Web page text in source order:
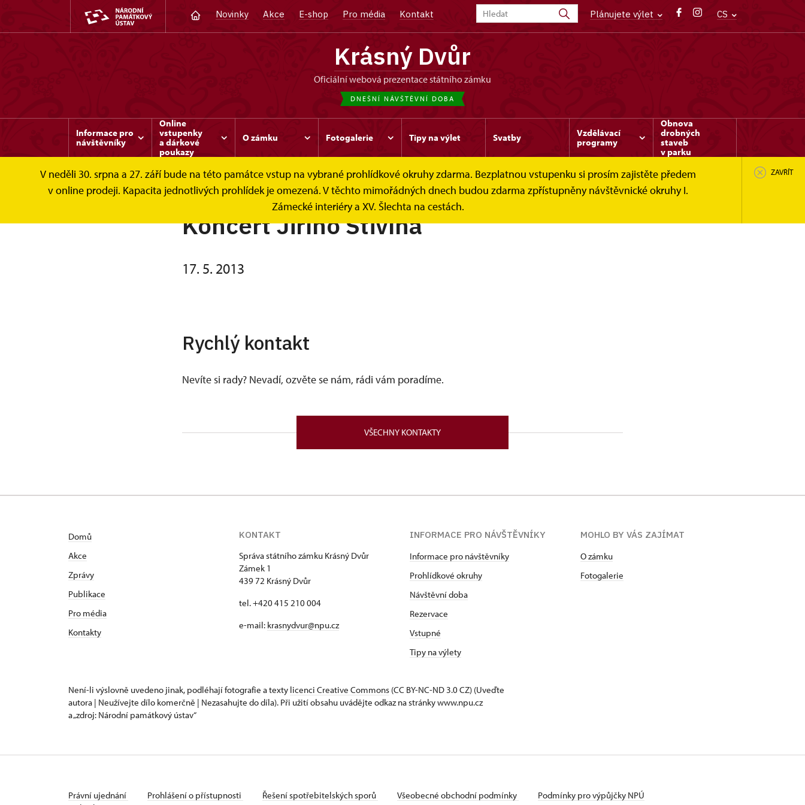
Novinky Akce E-shop Pro média Kontakt Plánujete výlet CS
Krásný Dvůr
oficiální webová prezentace státního zámku
DNEŠNÍ NÁVŠTĚVNÍ DOBA
Informace pro
návštěvníky
Online
vstupenky
a dárkové
poukazy
O zámku Fotogalerie Tipy na výlet Svatby
Vzdělávací
programy
Obnova
drobných
staveb
v parku
V neděli 30. srpna a 27. září bude na této památce vstup na vybrané prohlídkové okruhy zdarma. Bezplatnou vstupenku si prosím zajistěte předem
v online prodeji. Kapacita jednotlivých prohlídek je omezená. V těchto mimořádných dnech budou zdarma zpřístupněny návštěvnické okruhy I.
Zámecké interiéry a XV. Šlechta na cestách.
ZAVŘÍT
Koncert Jiřího Stivína
17. 5. 2013
Rychlý kontakt
Nevíte si rady? Nevadí, ozvěte se nám, rádi vám poradíme.
VŠECHNY KONTAKTY
Domů
Akce
Zprávy
Publikace
Pro média
Kontakty
KONTAKT
Správa státního zámku Krásný Dvůr
Zámek 1
439 72 Krásný Dvůr
tel. +420 415 210 004
e-mail: krasnydvur@npu.cz
INFORMACE PRO NÁVŠTĚVNÍKY
Informace pro návštěvníky
Prohlídkové okruhy
Návštěvní doba
Rezervace
Vstupné
Tipy na výlety
MOHLO BY VÁS ZAJÍMAT
O zámku
Fotogalerie
Není-li výslovně uvedeno jinak, podléhají fotografie a texty licenci Creative Commons (CC BY-NC-ND 3.0 CZ) (Uveďte
autora | Neužívejte dílo komerčně | Nezasahujte do díla). Při užití obsahu uvádějte odkaz na stránky www.npu.cz
a „zdroj: Národní památkový ústav“
Právní ujednání Prohlášení o přístupnosti Řešení spotřebitelských sporů Všeobecné obchodní podmínky
Podmínky pro výpůjčky NPÚ